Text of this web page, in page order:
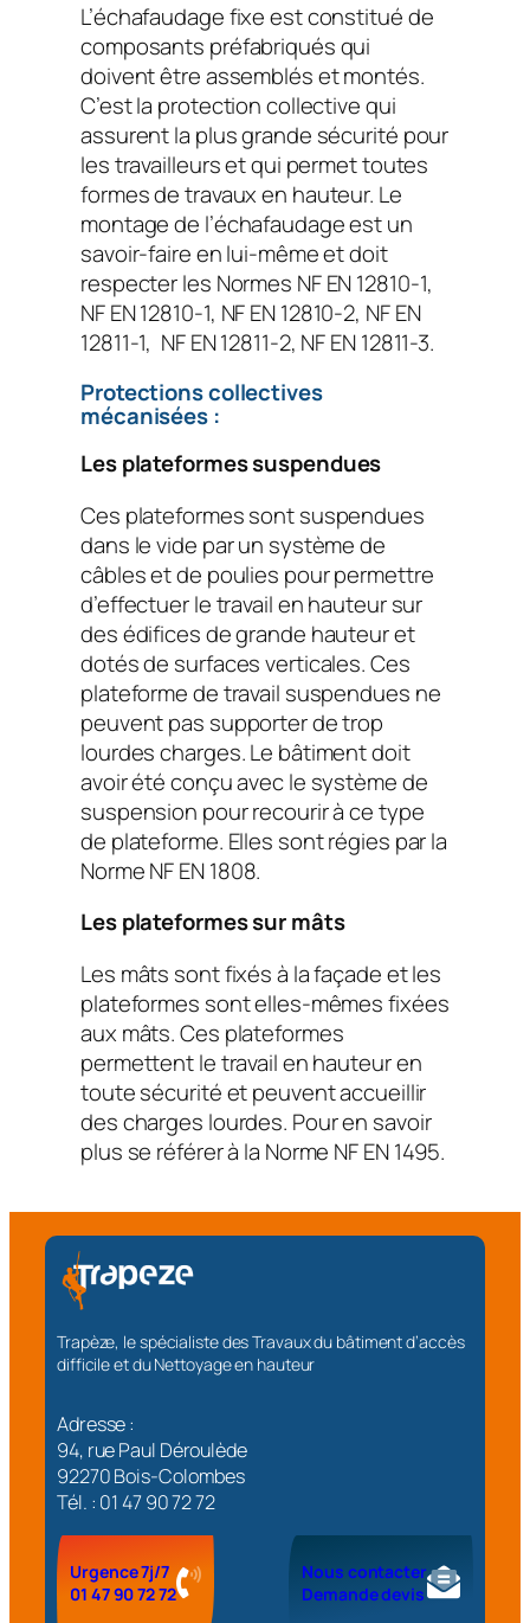
L’échafaudage fixe est constitué de
composants préfabriqués qui
doivent être assemblés et montés.
C’est la protection collective qui
assurent la plus grande sécurité pour
les travailleurs et qui permet toutes
formes de travaux en hauteur. Le
montage de l’échafaudage est un
savoir-faire en lui-même et doit
respecter les Normes NF EN 12810-1,
NF EN 12810-1, NF EN 12810-2, NF EN
12811-1, NF EN 12811-2, NF EN 12811-3.
Protections collectives
mécanisées :
Les plateformes suspendues
Ces plateformes sont suspendues
dans le vide par un système de
câbles et de poulies pour permettre
d’effectuer le travail en hauteur sur
des édifices de grande hauteur et
dotés de surfaces verticales. Ces
plateforme de travail suspendues ne
peuvent pas supporter de trop
lourdes charges. Le bâtiment doit
avoir été conçu avec le système de
suspension pour recourir à ce type
de plateforme. Elles sont régies par la
Norme NF EN 1808.
Les plateformes sur mâts
Les mâts sont fixés à la façade et les
plateformes sont elles-mêmes fixées
aux mâts. Ces plateformes
permettent le travail en hauteur en
toute sécurité et peuvent accueillir
des charges lourdes. Pour en savoir
plus se référer à la Norme NF EN 1495.
Trapèze, le spécialiste des Travaux du bâtiment d’accès
difficile et du Nettoyage en hauteur
Adresse :
94, rue Paul Déroulède
92270 Bois-Colombes
Tél. : 01 47 90 72 72
Urgence 7j/7
01 47 90 72 72
Nous contacter
Demande devis